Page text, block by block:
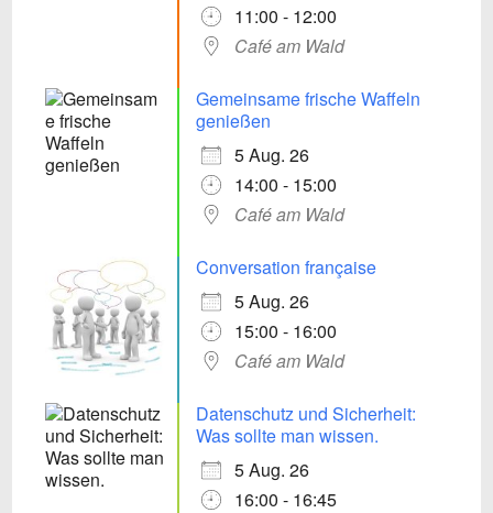
11:00 - 12:00
Café am Wald
Gemeinsame frische Waffeln
genießen
5 Aug. 26
14:00 - 15:00
Café am Wald
Conversation française
5 Aug. 26
15:00 - 16:00
Café am Wald
Datenschutz und Sicherheit:
Was sollte man wissen.
5 Aug. 26
16:00 - 16:45